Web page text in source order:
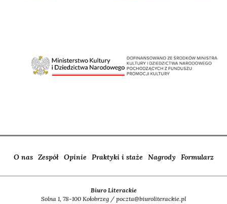
O nas Zespół Opinie Praktyki i staże Nagrody Formularz
Biuro Literackie
Solna 1, 78-100 Kołobrzeg / poczta@biuroliterackie.pl